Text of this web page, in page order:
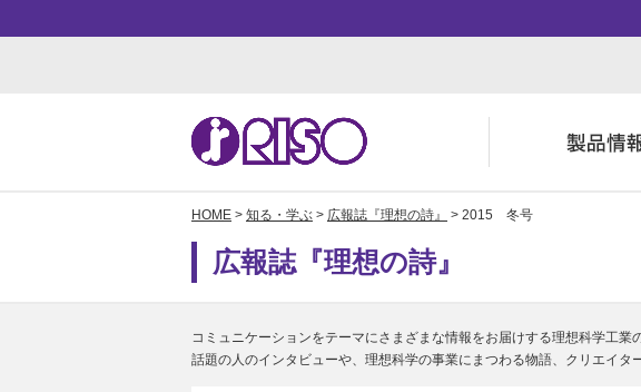
株主・投資家情報
HOME > 知る・学ぶ > 広報誌『理想の詩』 > 2015 冬号
広報誌『理想の詩』
コミュニケーションをテーマにさまざまな情報をお届けする理想科学工業
話題の人のインタビューや、理想科学の事業にまつわる物語、クリエイタ